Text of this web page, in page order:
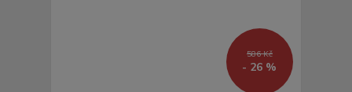
586 Kč
- 26 %